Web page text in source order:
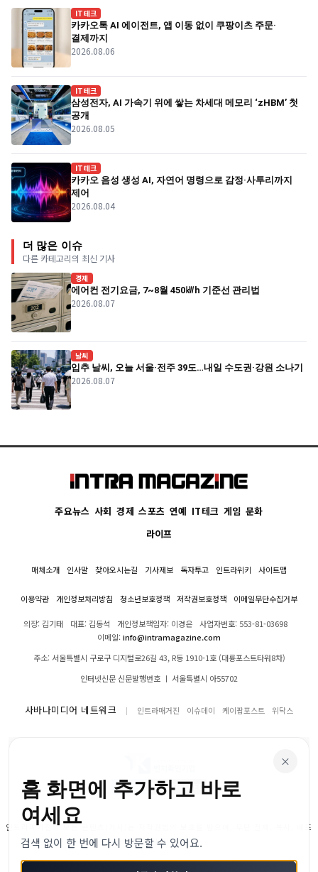
IT테크
카카오톡 AI 에이전트, 앱 이동 없이 쿠팡이츠 주문·
결제까지
2026.08.06
IT테크
삼성전자, AI 가속기 위에 쌓는 차세대 메모리 ‘zHBM’ 첫
공개
2026.08.05
IT테크
카카오 음성 생성 AI, 자연어 명령으로 감정·사투리까지
제어
2026.08.04
더 많은 이슈
다른 카테고리의 최신 기사
경제
에어컨 전기요금, 7~8월 450㎾h 기준선 관리법
2026.08.07
날씨
입추 날씨, 오늘 서울·전주 39도…내일 수도권·강원 소나기
2026.08.07
주요뉴스 사회 경제 스포츠 연예 IT테크 게임 문화
라이프
매체소개 인사말 찾아오시는길 기사제보 독자투고 인트라위키 사이트맵
이용약관 개인정보처리방침 청소년보호정책 저작권보호정책 이메일무단수집거부
의장: 김기태 대표: 김동석 개인정보책임자: 이경은
사업자번호: 553-81-03698
이메일:info@intramagazine.com
주소: 서울특별시 구로구 디지털로26길 43, R동 1910-1호 (대륭포스트타워8차)
인터넷신문 신문발행번호 ㅣ 서울특별시 아55702
사바나미디어 네트워크 인트라매거진 이슈데이 케이팝포스트 위닥스
인트라매거진의 모든 콘텐츠(기사)는 저작권법의 보호를 받으며, 무단 전재, 복사, 배포
등을 금합니다.
© 2024–2026 인트라매거진. All Rights Reserved
×
홈 화면에 추가하고 바로
여세요
검색 없이 한 번에 다시 방문할 수 있어요.